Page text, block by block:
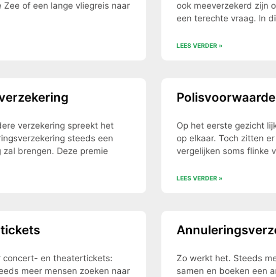
of een lange vliegreis naar
ook meeverzekerd zijn
een terechte vraag. In
LEES VERDER »
verzekering spreekt het
steeds een
brengen. Deze premie
Op het eerste gezicht
op elkaar. Toch zitten
vergelijken soms flinke
LEES VERDER »
concert- en theatertickets:
meer mensen zoeken naar
Zo werkt het. Steeds
samen en boeken een